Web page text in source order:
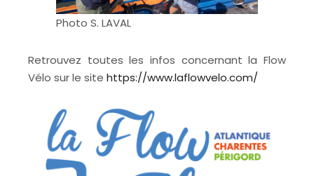
Photo S. LAVAL
Retrouvez toutes les infos concernant la Flow
Vélo sur le site https://www.laflowvelo.com/